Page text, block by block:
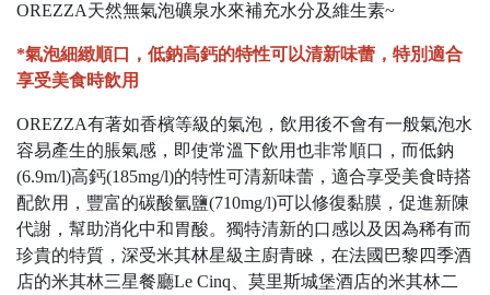
OREZZA天然無氣泡礦泉水來補充水分及維生素~
*氣泡細緻順口，低鈉高鈣的特性可以清新味蕾，特別適合
享受美食時飲用
OREZZA有著如香檳等級的氣泡，飲用後不會有一般氣泡水
容易產生的脹氣感，即使常溫下飲用也非常順口，而低鈉
(6.9m/l)高鈣(185mg/l)的特性可清新味蕾，適合享受美食時搭
配飲用，豐富的碳酸氫鹽(710mg/l)可以修復黏膜，促進新陳
代謝，幫助消化中和胃酸。獨特清新的口感以及因為稀有而
珍貴的特質，深受米其林星級主廚青睞，在法國巴黎四季酒
店的米其林三星餐廳Le Cinq、莫里斯城堡酒店的米其林二